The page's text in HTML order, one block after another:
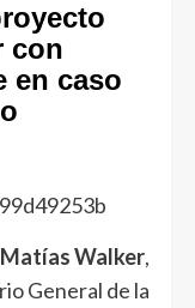
con
en caso
Matías Walker,
General de la